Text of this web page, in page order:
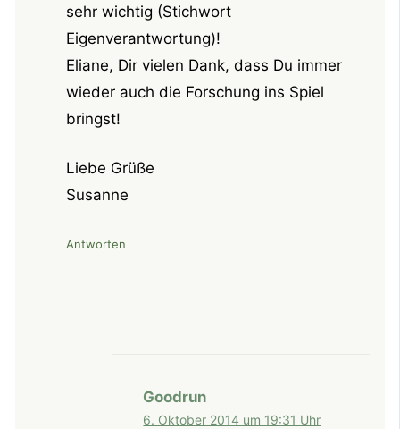
sehr wichtig (Stichwort
Eigenverantwortung)!
Eliane, Dir vielen Dank, dass Du immer
wieder auch die Forschung ins Spiel
bringst!
Liebe Grüße
Susanne
Antworten
Goodrun
6. Oktober 2014 um 19:31 Uhr